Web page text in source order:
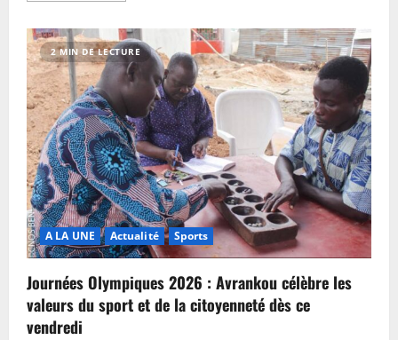
2 MIN DE LECTURE
A LA UNE Actualité Sports
Journées Olympiques 2026 : Avrankou célèbre les
valeurs du sport et de la citoyenneté dès ce
vendredi